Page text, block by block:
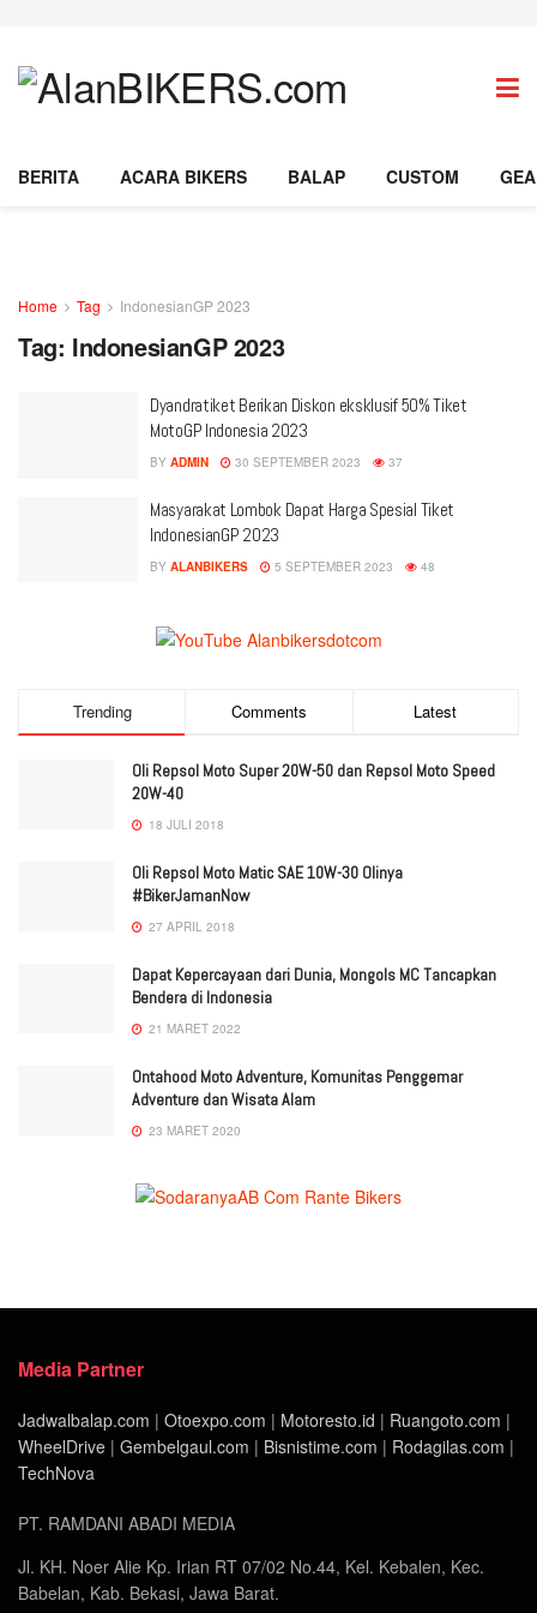
BERITA ACARA BIKERS BALAP CUSTOM
Home Tag IndonesianGP 2023
Tag: IndonesianGP 2023
Dyandratiket Berikan Diskon eksklusif 50% Tiket
MotoGP Indonesia 2023
BY ADMIN 30 SEPTEMBER 2023 37
Masyarakat Lombok Dapat Harga Spesial Tiket
IndonesianGP 2023
BY ALANBIKERS 5 SEPTEMBER 2023 48
Trending Comments Latest
Oli Repsol Moto Super 20W-50 dan Repsol Moto Speed
20W-40
18 JULI 2018
Oli Repsol Moto Matic SAE 10W-30 Olinya
#BikerJamanNow
27 APRIL 2018
Dapat Kepercayaan dari Dunia, Mongols MC Tancapkan
Bendera di Indonesia
21 MARET 2022
Ontahood Moto Adventure, Komunitas Penggemar
Adventure dan Wisata Alam
23 MARET 2020
Media Partner
Jadwalbalap.com | Otoexpo.com | Motoresto.id | Ruangoto.com |
WheelDrive | Gembelgaul.com | Bisnistime.com | Rodagilas.com |
TechNova
PT. RAMDANI ABADI MEDIA
Jl. KH. Noer Alie Kp. Irian RT 07/02 No.44, Kel. Kebalen, Kec.
Babelan, Kab. Bekasi, Jawa Barat.